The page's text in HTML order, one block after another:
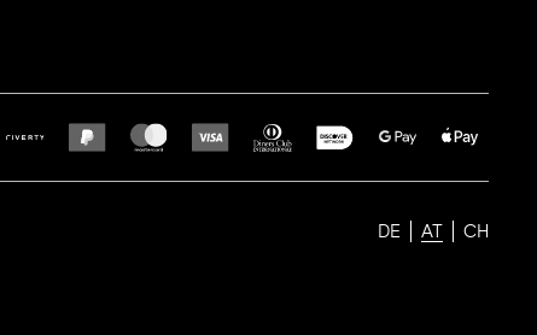
DE AT CH